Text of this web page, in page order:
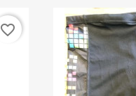
favorite_border